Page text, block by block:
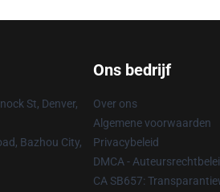
St, Denver,
Bazhou City,
Ons bedrijf
Over ons
Algemene voorwaarden
Privacybeleid
DMCA -
CA SB657: